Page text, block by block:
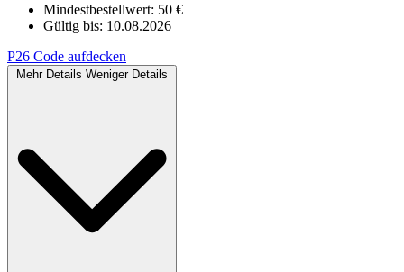
Mindestbestellwert: 50 €
Gültig bis: 10.08.2026
P26 Code aufdecken
Mehr Details Weniger Details